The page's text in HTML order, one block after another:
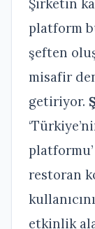
Şirketin
platform
şeften
misafir
getiriyor.
restoran
etkinlik